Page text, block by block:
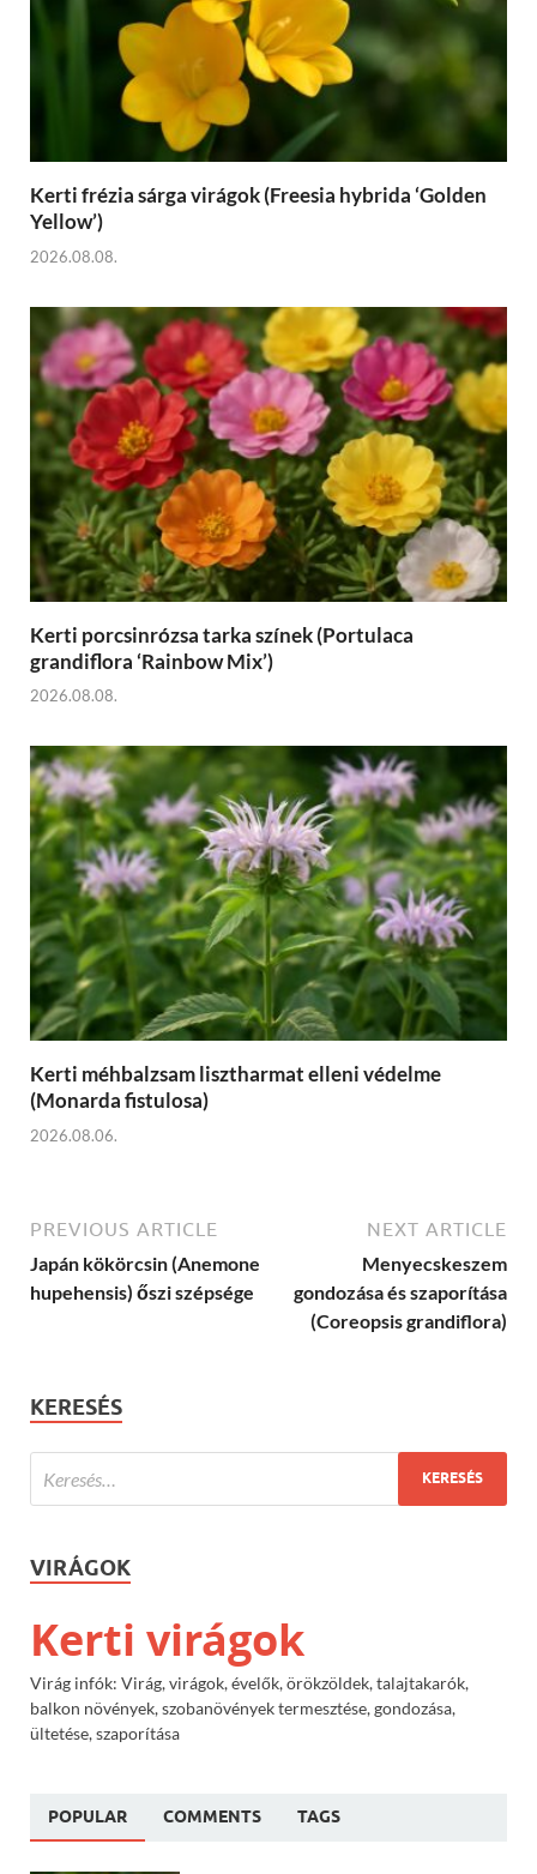
Kerti frézia sárga virágok (Freesia hybrida ‘Golden
Yellow’)
2026.08.08.
Kerti porcsinrózsa tarka színek (Portulaca
grandiflora ‘Rainbow Mix’)
2026.08.08.
Kerti méhbalzsam lisztharmat elleni védelme
(Monarda fistulosa)
2026.08.06.
PREVIOUS ARTICLE
Japán kökörcsin (Anemone
hupehensis) őszi szépsége
NEXT ARTICLE
Menyecskeszem
gondozása és szaporítása
(Coreopsis grandiflora)
KERESÉS
VIRÁGOK
Kerti virágok
Virág infók: Virág, virágok, évelők, örökzöldek, talajtakarók,
balkon növények, szobanövények termesztése, gondozása,
ültetése, szaporítása
POPULAR COMMENTS TAGS